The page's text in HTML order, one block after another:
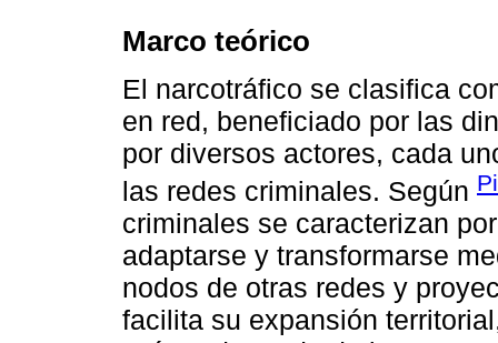
Marco teórico
El narcotráfico se clasifica
en red, beneficiado por las
por diversos actores, cada
las redes criminales. Según
criminales se caracterizan
adaptarse y transformarse
nodos de otras redes y
facilita su expansión